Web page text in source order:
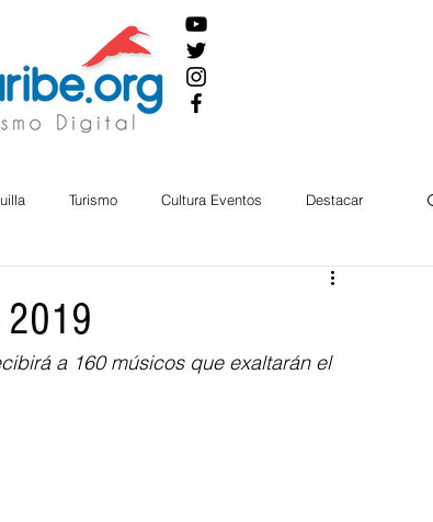
Turismo Cultura Eventos Destacar
Política Documentos Día 10/10 2017
2019
a 160 músicos que exaltarán el